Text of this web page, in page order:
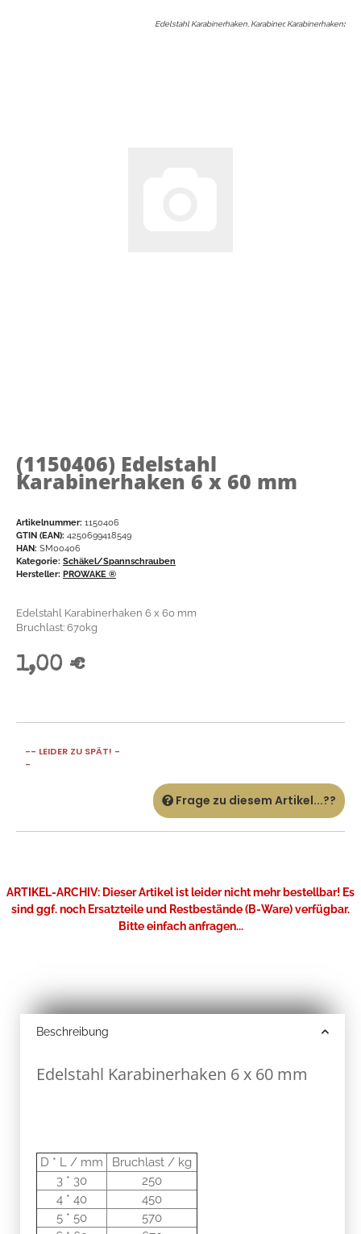
Edelstahl Karabinerhaken, Karabiner, Karabinerhaken:
(1150406) Edelstahl
Karabinerhaken 6 x 60 mm
Artikelnummer: 1150406
GTIN (EAN): 4250699418549
HAN: SM00406
Kategorie: Schäkel/Spannschrauben
Hersteller: PROWAKE ®
Edelstahl Karabinerhaken 6 x 60 mm
Bruchlast: 670kg
1,00 €
-- LEIDER ZU SPÄT! -
-
Frage zu diesem Artikel...??
ARTIKEL-ARCHIV: Dieser Artikel ist leider nicht mehr bestellbar! Es
sind ggf. noch Ersatzteile und Restbestände (B-Ware) verfügbar.
Bitte einfach anfragen...
Beschreibung
Edelstahl Karabinerhaken 6 x 60 mm
D * L / mm
Bruchlast / kg
3 * 30
250
4 * 40
450
5 * 50
570